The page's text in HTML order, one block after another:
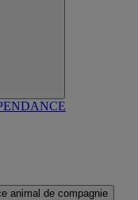
animal de compagnie